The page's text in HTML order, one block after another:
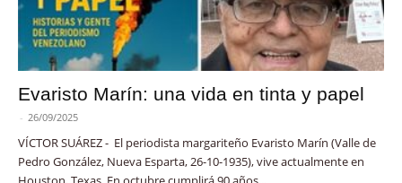
Evaristo Marín: una vida en tinta y papel
- 26/09/2025
VÍCTOR SUÁREZ - El periodista margariteño Evaristo Marín (Valle de
Pedro González, Nueva Esparta, 26-10-1935), vive actualmente en